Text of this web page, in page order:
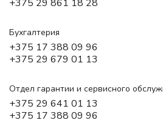
+375 29 861 18 28
Бухгалтерия
+375 17 388 09 96
+375 29 679 01 13
Отдел гарантии и сервисного
+375 29 641 01 13
+375 17 388 09 96